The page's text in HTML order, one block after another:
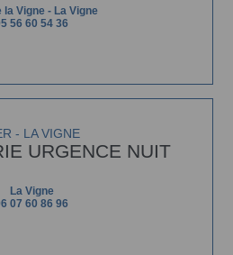
la Vigne - La Vigne
56 60 54 36
- LA VIGNE
URGENCE NUIT
La Vigne
07 60 86 96